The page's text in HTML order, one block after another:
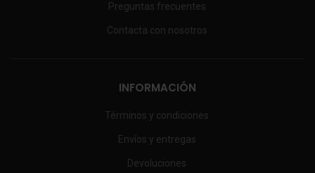
Preguntas frecuentes
Contacta con nosotros
INFORMACIÓN
Términos y condiciones
Envíos y entregas
Devoluciones